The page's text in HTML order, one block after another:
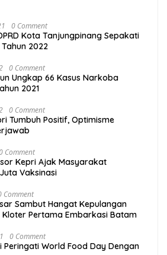
0 Comment
Kota Tanjungpinang Sepakati
2022
0 Comment
Ungkap 66 Kasus Narkoba
2021
0 Comment
Tumbuh Positif, Optimisme
Comment
Kepri Ajak Masyarakat
Vaksinasi
Comment
Sambut Hangat Kepulangan
Kloter Pertama Embarkasi Batam
0 Comment
Peringati World Food Day Dengan